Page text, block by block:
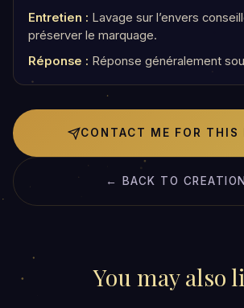
Entretien : Lavage sur l’envers
préserver le marquage.
Réponse : Réponse généralement
CONTACT ME FOR THIS
← BACK TO
You may also